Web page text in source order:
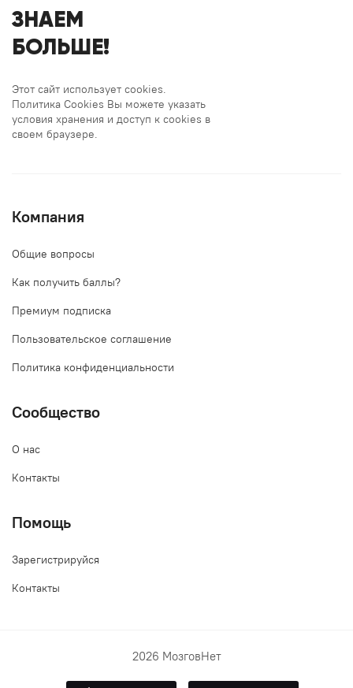
ЗНАЕМ
БОЛЬШЕ!
Этот сайт использует cookies.
Политика Cookies Вы можете указать
условия хранения и доступ к cookies в
своем браузере.
Компания
Общие вопросы
Как получить баллы?
Премиум подписка
Пользовательское соглашение
Политика конфиденциальности
Сообщество
О нас
Контакты
Помощь
Зарегистрируйся
Контакты
2026 МозговНет